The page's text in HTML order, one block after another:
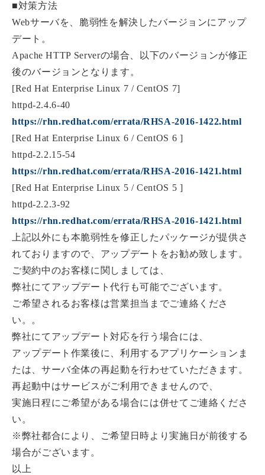
■対策方法
Webサーバを、脆弱性を解決したバージョンにアップ
デート。
Apache HTTP Serverの場合、以下のバージョンが修正
後のバージョンとなります。
[Red Hat Enterprise Linux 7 / CentOS 7]
httpd-2.4.6-40
https://rhn.redhat.com/errata/RHSA-2016-1422.html
[Red Hat Enterprise Linux 6 / CentOS 6 ]
httpd-2.2.15-54
https://rhn.redhat.com/errata/RHSA-2016-1421.html
[Red Hat Enterprise Linux 5 / CentOS 5 ]
httpd-2.2.3-92
https://rhn.redhat.com/errata/RHSA-2016-1421.html
上記以外にも本脆弱性を修正したパッケージが提供さ
れておりますので、アップデートをお勧め致します。
ご契約中のお客様に関しましては、
弊社にてアップデート代行も可能でございます。
ご希望されるお客様は営業担当までご連絡くださ
い。。
弊社にてアップデート対応を行う場合には、
アップデート作業後に、利用するアプリケーションま
たは、サーバ全体の再起動を行わせていただきます。
再起動中はサービスがご利用できませんので、
実施日程にご希望がある場合には併せてご連絡くださ
い。
※弊社都合により、ご希望日時より実施日が前後する
場合がございます。
以上